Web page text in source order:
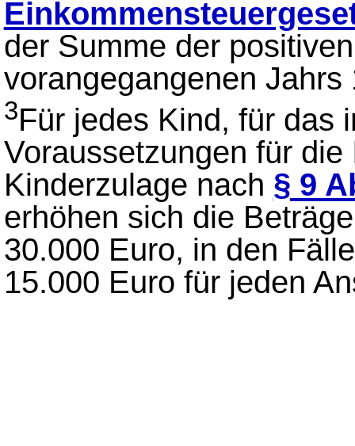
der Summe der
vorangegangenen
3Für jedes Kind, für das
Voraussetzungen für
Kinderzulage nach § 9
erhöhen sich die
30.000 Euro, in den
15.000 Euro für jeden